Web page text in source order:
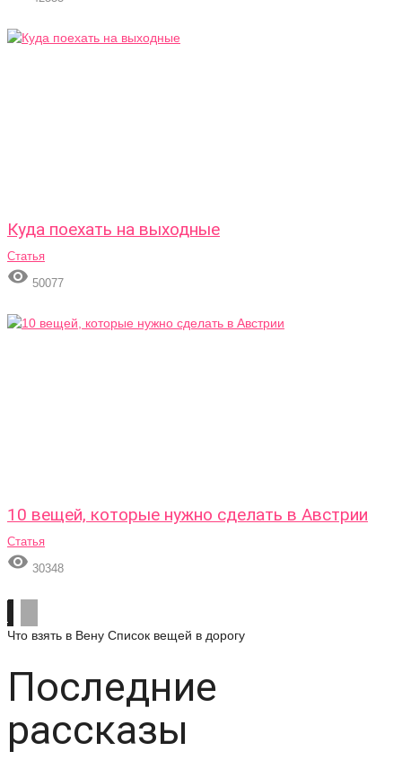
Куда поехать на выходные
Статья
 50077
10 вещей, которые нужно сделать в Австрии
Статья
 30348
Что взять в Вену Список вещей в дорогу
Последние
рассказы